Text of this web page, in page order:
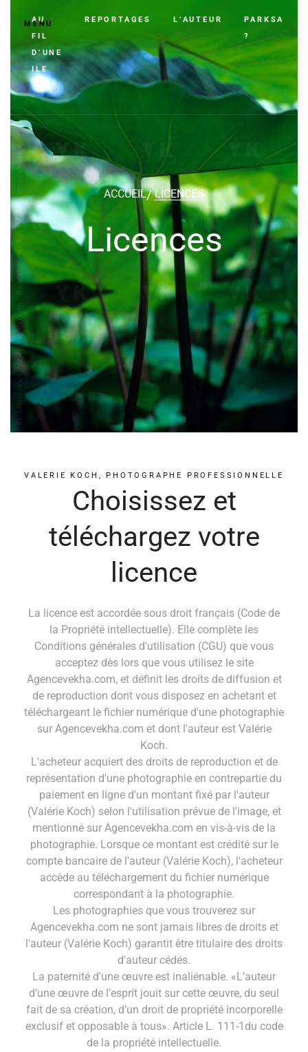
MENU
AU
FIL
D’UNE
ILE
REPORTAGES L’AUTEUR
PARKSA
?
ACCUEIL LICENCES
Licences
VALERIE KOCH, PHOTOGRAPHE PROFESSIONNELLE
Choisissez et
téléchargez votre
licence
La licence est accordée sous droit français (Code de
la Propriété intellectuelle). Elle complète les
Conditions générales d'utilisation (CGU) que vous
acceptez dès lors que vous utilisez le site
Agencevekha.com, et définit les droits de diffusion et
de reproduction dont vous disposez en achetant et
téléchargeant le fichier numérique d'une photographie
sur Agencevekha.com et dont l'auteur est Valérie
Koch.
L'acheteur acquiert des droits de reproduction et de
représentation d'une photographie en contrepartie du
paiement en ligne d'un montant fixé par l'auteur
(Valérie Koch) selon l'utilisation prévue de l'image, et
mentionné sur Agencevekha.com en vis-à-vis de la
photographie. Lorsque ce montant est crédité sur le
compte bancaire de l'auteur (Valérie Koch), l'acheteur
accède au téléchargement du fichier numérique
correspondant à la photographie.
Les photographies que vous trouverez sur
Agencevekha.com ne sont jamais libres de droits et
l'auteur (Valérie Koch) garantit être titulaire des droits
d'auteur cédés.
La paternité d'une œuvre est inaliénable. «L’auteur
d’une œuvre de l’esprit jouit sur cette œuvre, du seul
fait de sa création, d’un droit de propriété incorporelle
exclusif et opposable à tous». Article L. 111-1du code
de la propriété intellectuelle.